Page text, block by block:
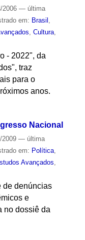
2006 — última
em: Brasil ,
, Cultura,
- 2022", da
traz
para o
anos.
Nacional
— última
em: Política,
Avançados
de denúncias
e
no dossiê da